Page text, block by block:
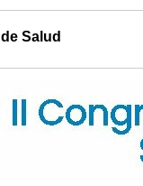
Salud